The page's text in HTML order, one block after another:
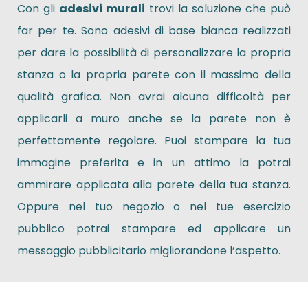
Con gli adesivi murali trovi la soluzione che può
far per te. Sono adesivi di base bianca realizzati
per dare la possibilità di personalizzare la propria
stanza o la propria parete con il massimo della
qualità grafica. Non avrai alcuna difficoltà per
applicarli a muro anche se la parete non è
perfettamente regolare. Puoi stampare la tua
immagine preferita e in un attimo la potrai
ammirare applicata alla parete della tua stanza.
Oppure nel tuo negozio o nel tue esercizio
pubblico potrai stampare ed applicare un
messaggio pubblicitario migliorandone l’aspetto.